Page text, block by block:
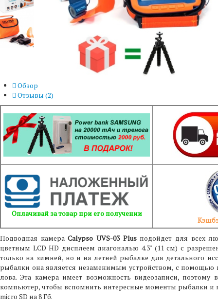
Обзор
Отзывы (2)
Оплачивай за товар при его получении
Подводная камераCalypso UVS-03 Plusподойдет для всех
цветным LCD HD дисплеем диагональю 4.3" (11 см) с
только на зимней, но и на летней рыбалке для детального
рыбалки она является незаменимым устройством, с
лова. Эта камера имеет возможность видеозаписи,
компьютер, чтобы вспомнить интересные моменты рыбалки и
micro SD на 8 Гб.